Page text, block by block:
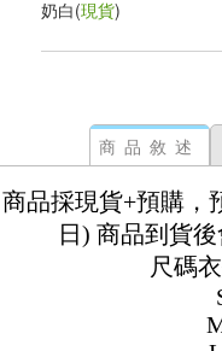
奶白(現貨)
商品敘述